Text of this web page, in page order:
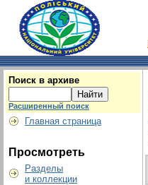
Поиск в архиве
Расширенный поиск
Главная страница
Просмотреть
Разделы
и коллекции